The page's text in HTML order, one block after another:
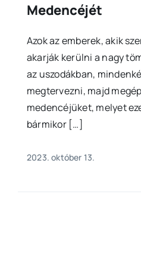
Medencéjét
Azok az emberek, akik
akarják kerülni a nagy
az uszodákban,
megtervezni, majd
medencéjüket, melyet
bármikor […]
2023. október 13.